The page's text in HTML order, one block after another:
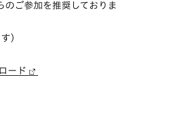
ご参加を推奨しておりま
）
ード